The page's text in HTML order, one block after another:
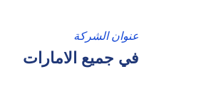
عنوان الشركة
في جميع الامارات